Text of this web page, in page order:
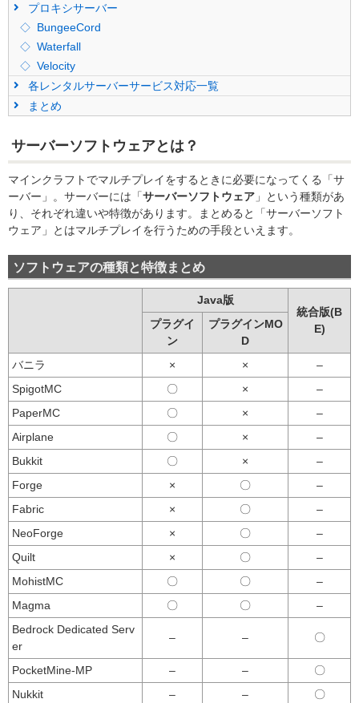
プロキシサーバー
BungeeCord
Waterfall
Velocity
各レンタルサーバーサービス対応一覧
まとめ
サーバーソフトウェアとは？
マインクラフトでマルチプレイをするときに必要になってくる「サ
ーバー」。サーバーには「サーバーソフトウェア 」という種類があ
り、それぞれ違いや特徴があります。まとめると「サーバーソフト
ウェア」とはマルチプレイを行うための手段といえます。
ソフトウェアの種類と特徴まとめ
Java版
統合版(B
E)
プラグイ
ン
プラグインMO
D
バニラ
× ×
–
SpigotMC
〇 ×
–
PaperMC
〇 ×
–
Airplane
〇 ×
–
Bukkit
〇 ×
–
Forge
× 〇
–
Fabric
× 〇
–
NeoForge
× 〇
–
Quilt
× 〇
–
MohistMC
〇 〇
–
Magma
〇 〇
–
Bedrock Dedicated Serv
er
– – 〇
PocketMine-MP – –
〇
Nukkit
– – 〇